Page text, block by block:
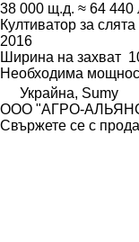
38 000 щ.д. ≈ 64 440
Култиватор за
2016
Ширина на захват
Необходима
Украйна, Sumy
ООО "АГРО-
Свържете се с